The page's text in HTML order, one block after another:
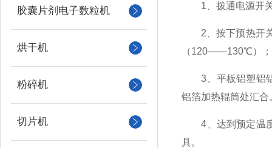
胶囊片剂电子数粒机
烘干机
粉碎机
切片机
1、拨通电源开关
2、按下预热开关
（120——130℃）；
3、平板铝塑铝铝
铝箔加热辊筒处汇合
4、达到预定温度
具。